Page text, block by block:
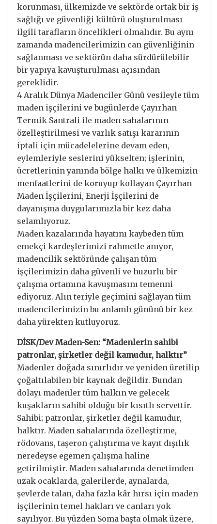
korunması, ülkemizde ve sektörde ortak bir iş
sağlığı ve güvenliği kültürü oluşturulması
ilgili tarafların öncelikleri olmalıdır. Bu aynı
zamanda madencilerimizin can güvenliğinin
sağlanması ve sektörün daha sürdürülebilir
bir yapıya kavuşturulması açısından
gereklidir.
4 Aralık Dünya Madenciler Günü vesileyle tüm
maden işçilerini ve bugünlerde Çayırhan
Termik Santrali ile maden sahalarının
özelleştirilmesi ve varlık satışı kararının
iptali için mücadelelerine devam eden,
eylemleriyle seslerini yükselten; işlerinin,
ücretlerinin yanında bölge halkı ve ülkemizin
menfaatlerini de koruyup kollayan Çayırhan
Maden İşçilerini, Enerji İşçilerini de
dayanışma duygularımızla bir kez daha
selamlıyoruz.
Maden kazalarında hayatını kaybeden tüm
emekçi kardeşlerimizi rahmetle anıyor,
madencilik sektöründe çalışan tüm
işçilerimizin daha güvenli ve huzurlu bir
çalışma ortamına kavuşmasını temenni
ediyoruz. Alın teriyle geçimini sağlayan tüm
madencilerimizin bu anlamlı gününü bir kez
daha yürekten kutluyoruz.
DİSK/Dev Maden-Sen: “Madenlerin sahibi
patronlar, şirketler değil kamudur, halktır”
Madenler doğada sınırlıdır ve yeniden üretilip
çoğaltılabilen bir kaynak değildir. Bundan
dolayı madenler tüm halkın ve gelecek
kuşakların sahibi olduğu bir kısıtlı servettir.
Sahibi; patronlar, şirketler değil kamudur,
halktır. Maden sahalarında özelleştirme,
rödovans, taşeron çalıştırma ve kayıt dışılık
neredeyse egemen çalışma haline
getirilmiştir. Maden sahalarında denetimden
uzak ocaklarda, galerilerde, aynalarda,
şevlerde talan, daha fazla kâr hırsı için maden
işçilerinin temel hakları ve canları yok
sayılıyor. Bu yüzden Soma başta olmak üzere,